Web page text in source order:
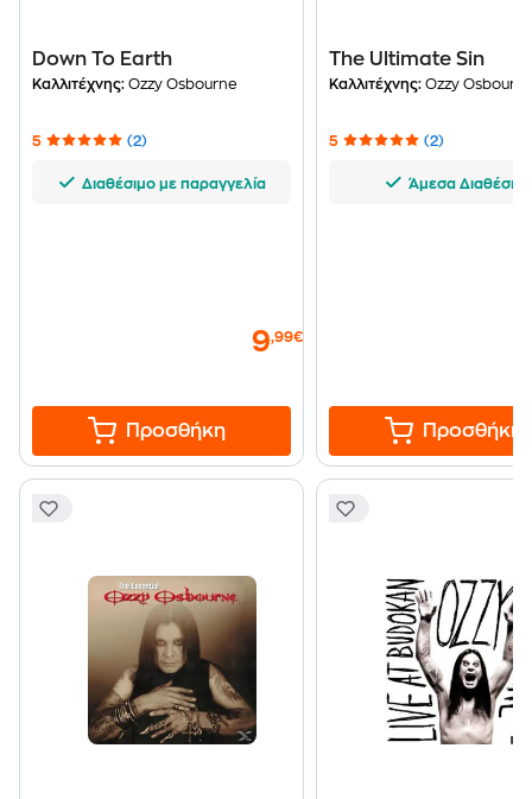
Down To Earth
Καλλιτέχνης: Ozzy Osbourne
5 (2)
Διαθέσιμο με παραγγελία
9,99€
Προσθήκη
The Ultimate Sin
Καλλιτέχνης: Ozzy
5 (2)
Άμεσα Διαθέσιμο
Προσθήκη